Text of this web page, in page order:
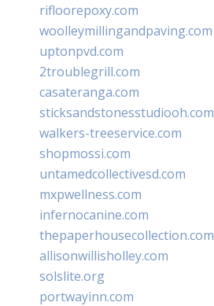
rifloorepoxy.com
woolleymillingandpaving.com
uptonpvd.com
2troublegrill.com
casateranga.com
sticksandstonesstudiooh.com
walkers-treeservice.com
shopmossi.com
untamedcollectivesd.com
mxpwellness.com
infernocanine.com
thepaperhousecollection.com
allisonwillisholley.com
solslite.org
portwayinn.com